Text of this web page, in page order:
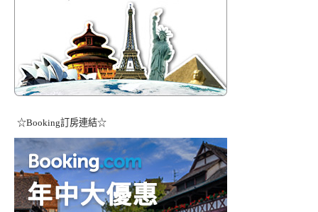
☆Booking訂房連結☆